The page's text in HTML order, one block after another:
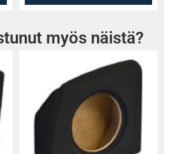
myös näistä?